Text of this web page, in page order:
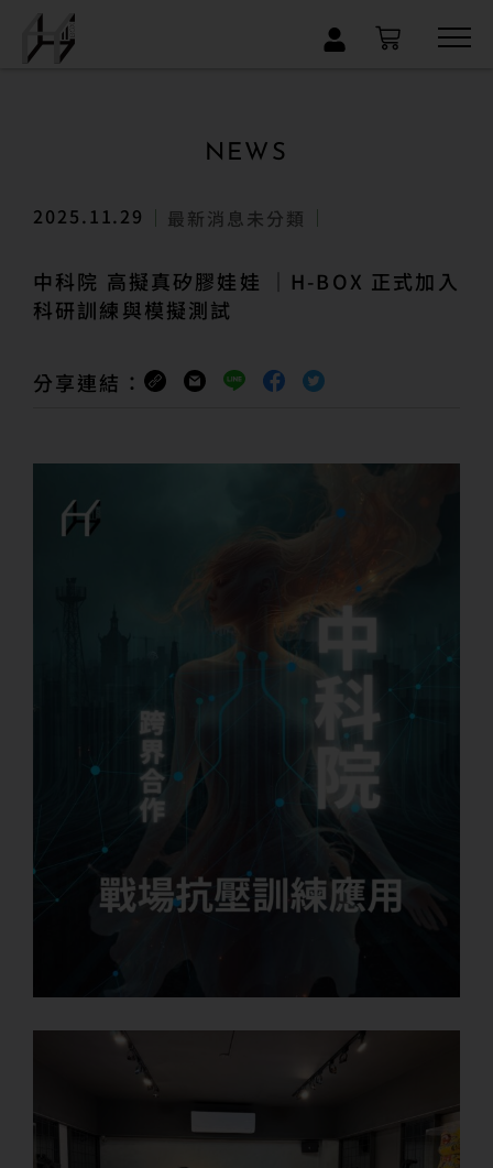
×
NEWS
2025.11.29 最新消息未分類
中科院 高擬真矽膠娃娃 ｜H-BOX 正式加入
科研訓練與模擬測試
分享連結：